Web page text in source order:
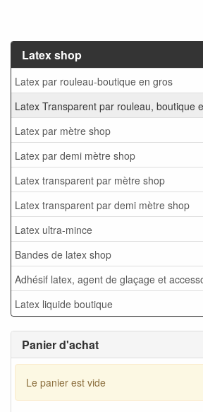
Latex shop
Latex par rouleau-boutique en gros
Latex Transparent par rouleau, boutique
Latex par mètre shop
Latex par demi mètre shop
Latex transparent par mètre shop
Latex transparent par demi mètre shop
Latex ultra-mince
Bandes de latex shop
Adhésif latex, agent de glaçage et
Latex liquide boutique
Panier d'achat
Le panier est vide